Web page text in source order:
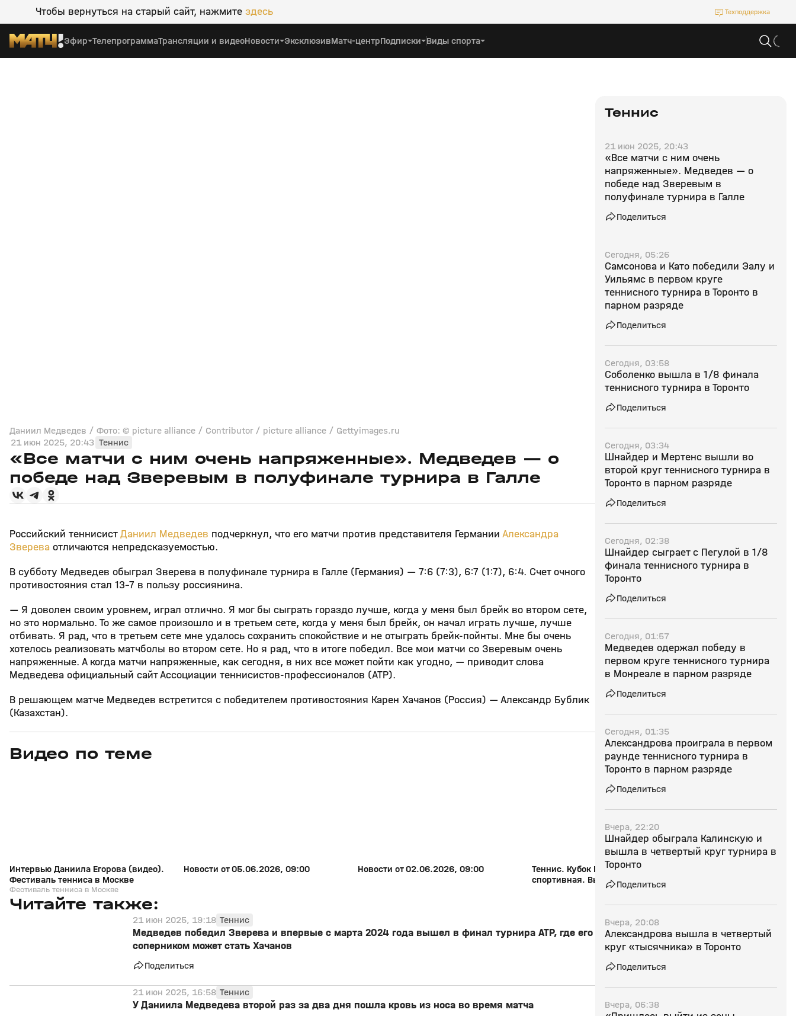
Чтобы вернуться на старый сайт, нажмите здесь Техподдержка
Эфир ТелепрограммаТрансляции и видеоНовости ЭксклюзивМатч-центрПодписки Виды спорта
Даниил Медведев / Фото: © picture alliance / Contributor / picture alliance / Gettyimages.ru
21 июн 2025, 20:43 Теннис
«Все матчи с ним очень напряженные». Медведев — о
победе над Зверевым в полуфинале турнира в Галле
Российский теннисистДаниил Медведев подчеркнул, что его матчи против представителя Германии Александра
Зверева отличаются непредсказуемостью.
В субботу Медведев обыграл Зверева в полуфинале турнира в Галле (Германия) — 7:6 (7:3), 6:7 (1:7), 6:4. Счет очного
противостояния стал 13–7 в пользу россиянина.
— Я доволен своим уровнем, играл отлично. Я мог бы сыграть гораздо лучше, когда у меня был брейк во втором сете,
но это нормально. То же самое произошло и в третьем сете, когда у меня был брейк, он начал играть лучше, лучше
отбивать. Я рад, что в третьем сете мне удалось сохранить спокойствие и не отыграть брейк‑пойнты. Мне бы очень
хотелось реализовать матчболы во втором сете. Но я рад, что в итоге победил. Все мои матчи со Зверевым очень
напряженные. А когда матчи напряженные, как сегодня, в них все может пойти как угодно, — приводит слова
Медведева официальный сайт Ассоциации теннисистов‑профессионалов (ATP).
В решающем матче Медведев встретится с победителем противостояния Карен Хачанов (Россия) — Александр Бублик
(Казахстан).
Видео по теме
11 июл, 16:17
Интервью Даниила Егорова (видео).
Фестиваль тенниса в Москве
Фестиваль тенниса в Москве
Новости от 05.06.2026, 09:00 Новости от 02.06.2026, 09:00
Теннис. Кубок Президента ФТР. Страна
спортивная. Выпуск №141 от
0+
18:28 07 дек 2025, 15:07
Читайте также:
21 июн 2025, 19:18 Теннис
Медведев победил Зверева и впервые с марта 2024 года вышел в финал турнира ATP, где его
соперником может стать Хачанов
Поделиться
21 июн 2025, 16:58 Теннис
У Даниила Медведева второй раз за два дня пошла кровь из носа во время матча
Теннис
21 июн 2025, 20:43
«Все матчи с ним очень
напряженные». Медведев — о
победе над Зверевым в
полуфинале турнира в Галле
Поделиться
Сегодня, 05:26
Самсонова и Като победили Эалу и
Уильямс в первом круге
теннисного турнира в Торонто в
парном разряде
Поделиться
Сегодня, 03:58
Соболенко вышла в 1/8 финала
теннисного турнира в Торонто
Поделиться
Сегодня, 03:34
Шнайдер и Мертенс вышли во
второй круг теннисного турнира в
Торонто в парном разряде
Поделиться
Сегодня, 02:38
Шнайдер сыграет с Пегулой в 1/8
финала теннисного турнира в
Торонто
Поделиться
Сегодня, 01:57
Медведев одержал победу в
первом круге теннисного турнира
в Монреале в парном разряде
Поделиться
Сегодня, 01:35
Александрова проиграла в первом
раунде теннисного турнира в
Торонто в парном разряде
Поделиться
Вчера, 22:20
Шнайдер обыграла Калинскую и
вышла в четвертый круг турнира в
Торонто
Поделиться
Вчера, 20:08
Александрова вышла в четвертый
круг «тысячника» в Торонто
Поделиться
Вчера, 06:38